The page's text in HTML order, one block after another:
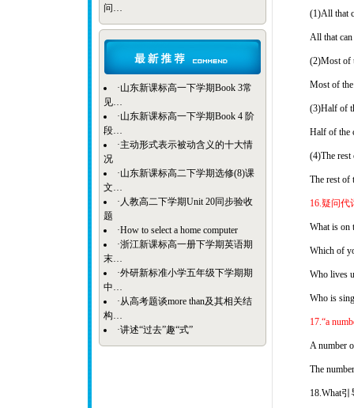
问…
·山东新课标高一下学期Book 3常
见…
·山东新课标高一下学期Book 4 阶
段…
·主动形式表示被动含义的十大情
况
·山东新课标高二下学期选修(8)课
文…
· 人教高二下学期Unit 20同步验收
题
·How to select a home computer
·浙江新课标高一册下学期英语期
末…
·外研新标准小学五年级下学期期
中…
·从高考题谈more than及其相关结
构…
·讲述“过去”趣“式”
(1)All that
All that can
(2)Most of
Most of the
(3)Half of
Half of the
(4)The rest
The rest of
16.疑问代
What is on
Which of
Who lives
Who is
17.“a
A number
The
18.What